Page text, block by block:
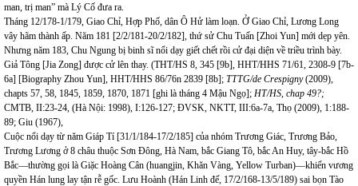
man, trị man” mà Lý Cố đưa ra.
Tháng 12/178-1/179, Giao Chỉ, Hợp Phố, dân Ô Hử làm loạn. Ở Giao Chỉ, Lương Long
vây hãm thành ấp. Năm 181 [2/2/181-20/2/182], thứ sử Chu Tuấn [Zhoi Yun] mới dẹp yên.
Nhưng năm 183, Chu Ngung bị binh sĩ nổi dạy giết chết rồi cử đại diện về triều trình bày.
Giả Tông [Jia Zong] được cử lên thay. (THT/HS 8, 345 [9b], HHT/HHS 71/61, 2308-9 [7b-
6a] [Biography Zhou Yun], HHT/HHS 86/76n 2839 [8b]; TTTG/de Crespigny(2009),
chapts 57, 58, 1845, 1859, 1870, 1871 [ghi là tháng 4 Mậu Ngọ]; HT/HS, chap 49?;
CMTB, II:23-24, (Hà Nội: 1998), I:126-127; ĐVSK, NKTT, III:6a-7a, Thọ (2009), 1:188-
89; Giu (1967),
Cuộc nổi dạy từ năm Giáp Tí [31/1/184-17/2/185] của nhóm Trương Giác, Trương Bảo,
Trương Lương ở 8 châu thuộc Sơn Đông, Hà Nam, bắc Giang Tô, bắc An Huy, tây-bắc Hồ
Bắc—thường gọi là Giặc Hoàng Cân (huangjin, Khăn Vàng, Yellow Turban)—khiến vương
quyền Hán lung lay tận rễ gốc. Lưu Hoành (Hán Linh đế, 17/2/168-13/5/189) sai bọn Tào